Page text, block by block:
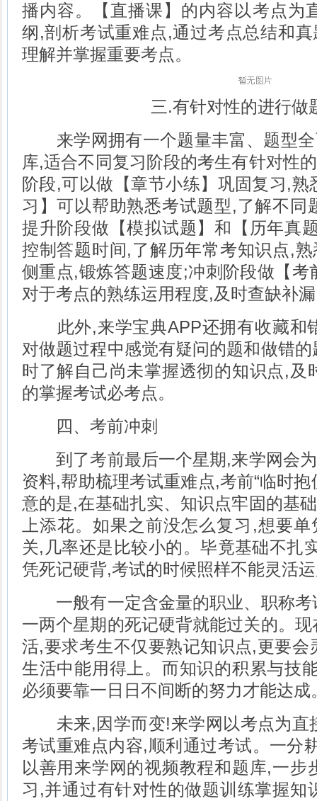
播内容。【直播课】的内容以考点为
纲,剖析考试重难点,通过考点总结和
理解并掌握重要考点。
三.有针对性的进行做
来学网拥有一个题量丰富、题型全
库,适合不同复习阶段的考生有针对性
阶段,可以做【章节小练】巩固复习,
习】可以帮助熟悉考试题型,了解不同
提升阶段做【模拟试题】和【历年真
控制答题时间,了解历年常考知识点,
侧重点,锻炼答题速度;冲刺阶段做【考
对于考点的熟练运用程度,及时查缺补
此外,来学宝典APP还拥有收藏和
对做题过程中感觉有疑问的题和做错
时了解自己尚未掌握透彻的知识点,及
的掌握考试必考点。
四、考前冲刺
到了考前最后一个星期,来学网会为
资料,帮助梳理考试重难点,考前“临时
意的是,在基础扎实、知识点牢固的基
上添花。如果之前没怎么复习,想要
关,几率还是比较小的。毕竟基础不扎
凭死记硬背,考试的时候照样不能灵活
一般有一定含金量的职业、职称考
一两个星期的死记硬背就能过关的。
活,要求考生不仅要熟记知识点,更要会
生活中能用得上。而知识的积累与技
必须要靠一日日不间断的努力才能达成
未来,因学而变!来学网以考点为直
考试重难点内容,顺利通过考试。一分
以善用来学网的视频教程和题库,一步
习,并通过有针对性的做题训练掌握知